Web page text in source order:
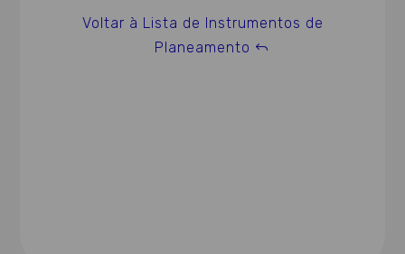
Voltar à Lista de Instrumentos de
Planeamento